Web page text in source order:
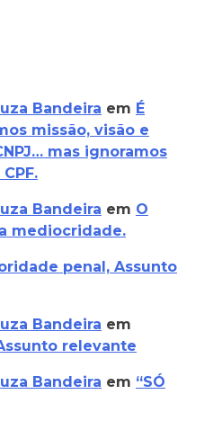
Bandeira em É
missão, visão e
mas ignoramos
Bandeira em O
mediocridade.
penal, Assunto
Bandeira em
relevante
Bandeira em “SÓ